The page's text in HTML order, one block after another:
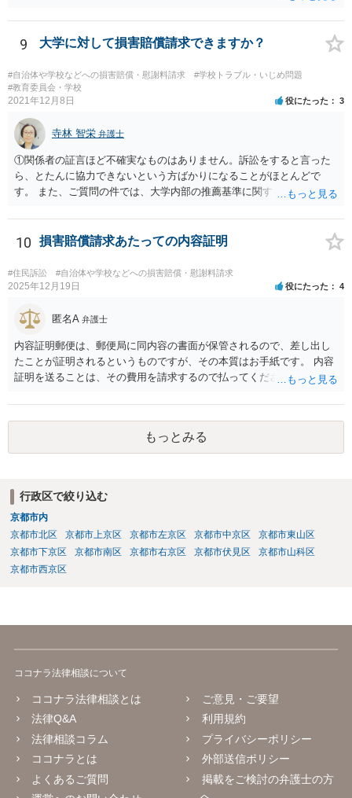
9 大学に対して損害賠償請求できますか？
#自治体や学校などへの損害賠償・慰謝料請求
#学校トラブル・いじめ問題
#教育委員会・学校
2021年12月8日 役にたった 3
寺林 智栄 弁護士
①関係者の証言ほど不確実なものはありません。訴訟をすると言った
ら、とたんに協力できないという方ばかりになることがほとんどで
す。 また、ご質問の件では、大学内部の推薦基準に関する資料とご相
しょう。 資料の開示制度があるかどうかを一度大学側に問い合わせて
みてはどうでしょうか。 個人で入手できるかどうかはこれにかかって
は依頼をして（受任してくれる弁護士がいるかどうかは別ですが）、
弁護士法23条の2に基づく照会をしてもらうという方法もあります。
しれません。 ですが、推薦がある場合に必ずB社に採用されることが
ます。 ですので、お金をかけて訴訟をしても得るものが少ない可能性
は高いと思われます。 ただ、この点に関しては弁護士によって見解が
異なるかもしれません。
10 損害賠償請求あたっての内容証明
#住民訴訟 #自治体や学校などへの損害賠償・慰謝料請求
2025年12月19日 役にたった 4
匿名A 弁護士
内容証明郵便は、郵便局に同内容の書面が保管されるので、差し出し
たことが証明されるというものですが、その本質はお手紙です。 内容
証明を送ることは、その費用を請求するので払ってくださいという申
じる義務が（内容証明郵便の効力として）生じるというものではな
く、無視されたらそれでおしまいです。 その後は、裁判を起こして判
決を得て強制的に支払ってもらえるようにするかどうかを検討する必
要があります。郵便を送らずに最初から裁判所に申し立てる方法もあ
よく相談の上、決めるべきです。 単に内容証明郵便を作ってもらうだ
けでよいのかどうか（これだけなら数万円でしょう）、その後の交渉
を依頼するかどうか、請求金額との関係で、赤字になるかもしれない
ので、交渉の依頼はしないのか、など、検討すべき点はいろいろあり
ますので、まずは、お近くの弁護士に直接相談してみてください。
もっとみる
行政区で絞り込む
京都市内
京都市北区
京都市上京区 京都市左京区 京都市中京区
京都市東山区
京都市下京区
京都市南区 京都市右京区 京都市伏見区
京都市山科区
京都市西京区
ココナラ法律相談について
ココナラ法律相談とは
法律Q&A
法律相談コラム
ココナラとは
よくあるご質問
ご意見・ご要望
利用規約
プライバシーポリシー
外部送信ポリシー
掲載をご検討の弁護士の方